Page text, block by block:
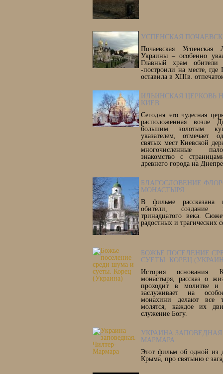
УСПЕНСКАЯ
Почаевская
Украины – особенно
Главный храм обители
-построили на месте, где
оставила в XIIIв.
ИЛЬИНСКАЯ ЦЕРКОВЬ
КИЕВ
Сегодня это чудесная
расположенная возле
большим золотым
указателем, отмечает
святых мест Киевской
многочисленные
знакомство с
древнего города на
БЛАГОСЛОВЕНИЕ
МОНАСТЫРЯ
В фильме рассказана
обители, создание
тринадцатого века.
радостных и трагических
БОЖЬЕ ПОСЕЛЕНИЕ
СУЕТЫ. КОРЕЦ
История основания
монастыря, рассказ о
проходит в молитве и
заслуживает на
монахини делают все
молятся, каждое их
служение Богу.
УКРАИНА
МАРМАРА
Этот фильм об одной из
Крыма, про святыню с